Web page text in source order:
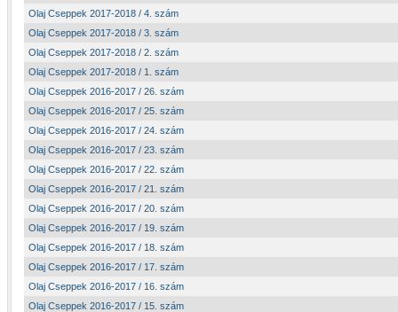
Olaj Cseppek 2017-2018 / 4. szám
Olaj Cseppek 2017-2018 / 3. szám
Olaj Cseppek 2017-2018 / 2. szám
Olaj Cseppek 2017-2018 / 1. szám
Olaj Cseppek 2016-2017 / 26. szám
Olaj Cseppek 2016-2017 / 25. szám
Olaj Cseppek 2016-2017 / 24. szám
Olaj Cseppek 2016-2017 / 23. szám
Olaj Cseppek 2016-2017 / 22. szám
Olaj Cseppek 2016-2017 / 21. szám
Olaj Cseppek 2016-2017 / 20. szám
Olaj Cseppek 2016-2017 / 19. szám
Olaj Cseppek 2016-2017 / 18. szám
Olaj Cseppek 2016-2017 / 17. szám
Olaj Cseppek 2016-2017 / 16. szám
Olaj Cseppek 2016-2017 / 15. szám